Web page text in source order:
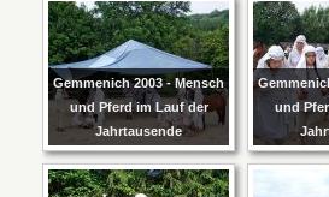
Gemmenich 2003 - Mensch
und Pferd im Lauf der
Jahrtausende
und